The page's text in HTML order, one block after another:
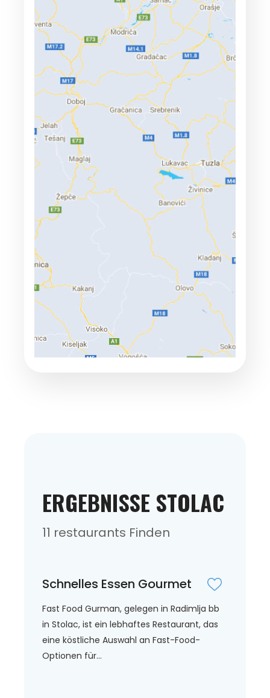
ERGEBNISSE STOLAC
11 restaurants Finden
Schnelles Essen Gourmet
Fast Food Gurman, gelegen in Radimlja bb
in Stolac, ist ein lebhaftes Restaurant, das
eine köstliche Auswahl an Fast-Food-
Optionen für...